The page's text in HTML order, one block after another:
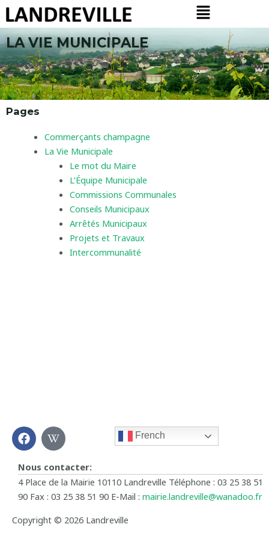
Aller
au
contenu
Menu
LA VIE MUNICIPALE
Pages
Commerçants champagne
La Vie Municipale
Le mot du Maire
L’Équipe Municipale
Commissions Communales
Conseils Municipaux
Arrêtés Municipaux
Projets et Travaux
Intercommunalité
F
a
c
e
b
o
o
k
W
i
k
i
p
e
d
i
a
French
Nous contacter:
4 Place de la Mairie 10110 Landreville Téléphone : 03 25 38 51
90 Fax : 03 25 38 51 90 E-Mail : mairie.landreville@wanadoo.fr
Copyright © 2026 Landreville